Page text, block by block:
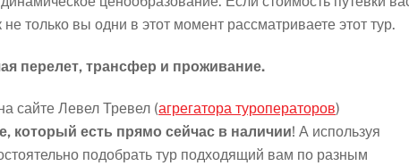
только вы одни в этот момент рассматриваете этот тур.
перелет, трансфер и проживание.
сайте Левел Тревел (агрегатора туроператоров)
есть прямо сейчас в наличии! А используя
подобрать тур подходящий вам по разным